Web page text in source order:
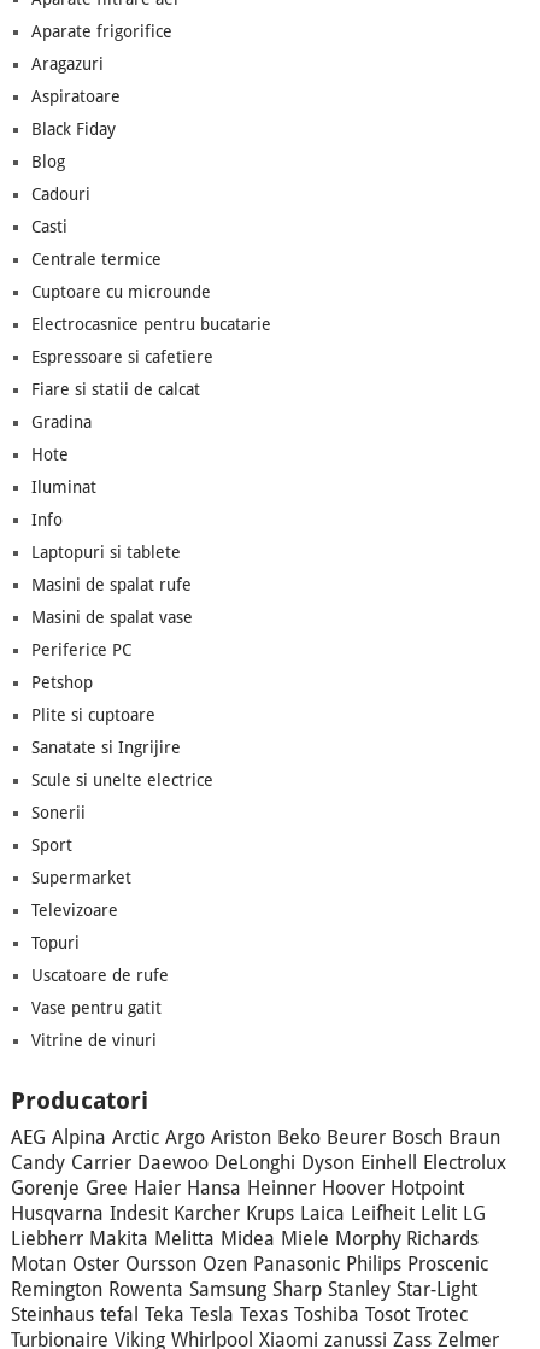
Aparate frigorifice
Aragazuri
Aspiratoare
Black Fiday
Blog
Cadouri
Casti
Centrale termice
Cuptoare cu microunde
Electrocasnice pentru bucatarie
Espressoare si cafetiere
Fiare si statii de calcat
Gradina
Hote
Iluminat
Info
Laptopuri si tablete
Masini de spalat rufe
Masini de spalat vase
Periferice PC
Petshop
Plite si cuptoare
Sanatate si Ingrijire
Scule si unelte electrice
Sonerii
Sport
Supermarket
Televizoare
Topuri
Uscatoare de rufe
Vase pentru gatit
Vitrine de vinuri
Producatori
AEG Alpina Arctic Argo Ariston Beko Beurer Bosch Braun
Candy Carrier Daewoo DeLonghi Dyson Einhell
Electrolux
Gorenje Gree Haier Hansa Heinner Hoover Hotpoint
Husqvarna Indesit Karcher Krups Laica Leifheit Lelit LG
Liebherr Makita Melitta Midea Miele Morphy Richards
Motan Oster Oursson Ozen Panasonic Philips Proscenic
Remington Rowenta Samsung Sharp Stanley Star-Light
Steinhaus tefal Teka Tesla Texas Toshiba Tosot Trotec
Turbionaire Viking Whirlpool Xiaomi zanussi Zass Zelmer